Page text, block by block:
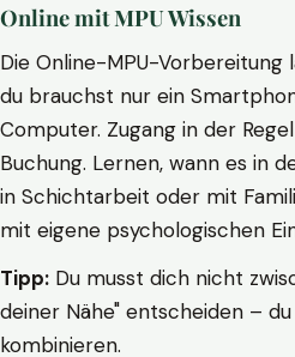
Online mit MPU Wissen
Die Online-MPU-Vorbereitung
du brauchst nur ein
Computer. Zugang in der
Buchung. Lernen, wann es in
in Schichtarbeit oder mit
mit eigene psychologischen
Tipp: Du musst dich nicht
deiner Nähe" entscheiden –
kombinieren.